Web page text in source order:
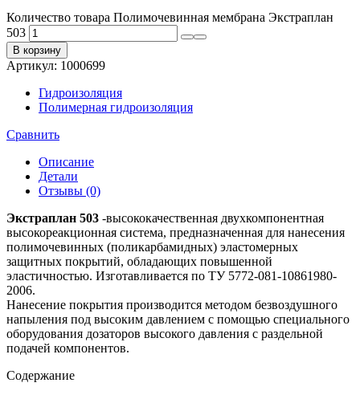
Количество товара Полимочевинная мембрана Экстраплан
503
В корзину
Артикул: 1000699
Гидроизоляция
Полимерная гидроизоляция
Сравнить
Описание
Детали
Отзывы (0)
Экстраплан 503 -высококачественная двухкомпонентная
высокореакционная система, предназначенная для нанесения
полимочевинных (поликарбамидных) эластомерных
защитных покрытий, обладающих повышенной
эластичностью. Изготавливается по ТУ 5772-081-10861980-
2006.
Нанесение покрытия производится методом безвоздушного
напыления под высоким давлением с помощью специального
оборудования дозаторов высокого давления с раздельной
подачей компонентов.
Содержание